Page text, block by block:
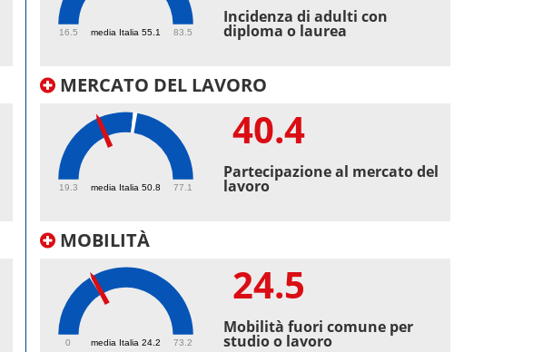
media Italia 55.1
16.5 83.5
Incidenza di adulti con
diploma o laurea
MERCATO DEL LAVORO
media Italia 50.8
19.3 77.1
40.4
Partecipazione al mercato del
lavoro
MOBILITÀ
media Italia 24.2
0 73.2
24.5
Mobilità fuori comune per
studio o lavoro